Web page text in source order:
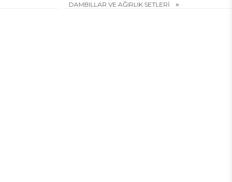
DAMBILLAR VE AĞIRLIK SETLERİ